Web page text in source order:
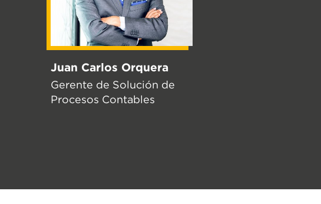
Juan Carlos Orquera
Gerente de Solución de
Procesos Contables